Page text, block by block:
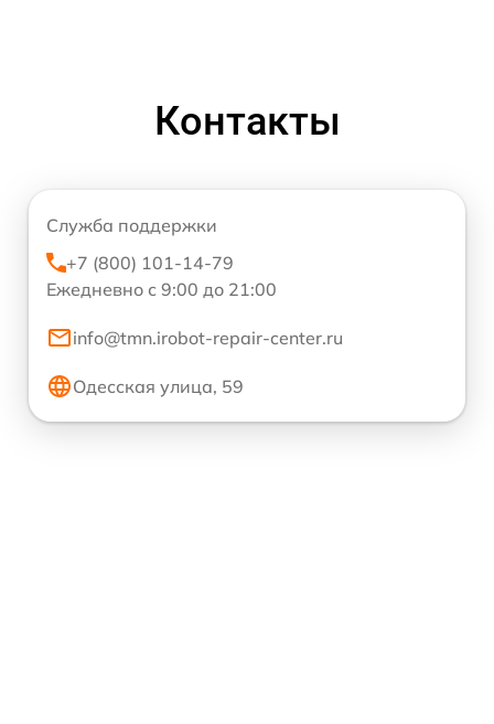
Контакты
Служба поддержки
+7 (800) 101-14-79
Ежедневно с 9:00 до 21:00
info@tmn.irobot-repair-center.ru
Одесская улица, 59